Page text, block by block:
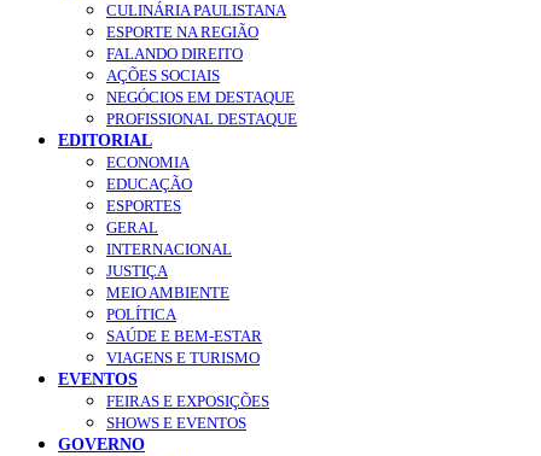
CULINÁRIA PAULISTANA
ESPORTE NA REGIÃO
FALANDO DIREITO
AÇÕES SOCIAIS
NEGÓCIOS EM DESTAQUE
PROFISSIONAL DESTAQUE
EDITORIAL
ECONOMIA
EDUCAÇÃO
ESPORTES
GERAL
INTERNACIONAL
JUSTIÇA
MEIO AMBIENTE
POLÍTICA
SAÚDE E BEM-ESTAR
VIAGENS E TURISMO
EVENTOS
FEIRAS E EXPOSIÇÕES
SHOWS E EVENTOS
GOVERNO